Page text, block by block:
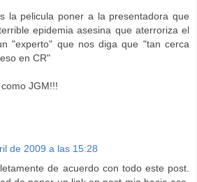
la pelicula poner a la presentadora que
epidemia asesina que aterroriza el
"experto" que nos diga que "tan cerca
en CR"
JGM!!!
de 2009 a las 15:28
de acuerdo con todo este post.